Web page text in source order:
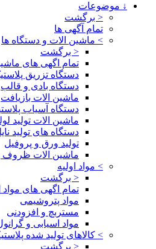
↓ موضوعات
< برگشت
تمام آگهی ها
> ماشین الات و دستگاه ها
< برگشت
تمام اگهی های
دستگاه تزریق
دستگاه بادی و قالب
ماشین الات بازیافت
دستگاه آسیاب
ماشین الات تولید
دستگاه های تولید
تولید ورق و پروفیل
ماشین الات ظروف
> مواد اولیه
< برگشت
تمام اگهی های مواد
مواد پتروشیمی
مستربچ و افزودنی
مواد اسیابی و
> کالاهای تولید شده
< برگشت